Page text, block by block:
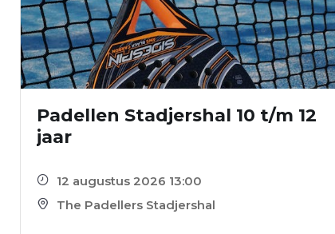
Padellen Stadjershal 10 t/m 12
jaar
12 augustus 2026 13:00
The Padellers Stadjershal